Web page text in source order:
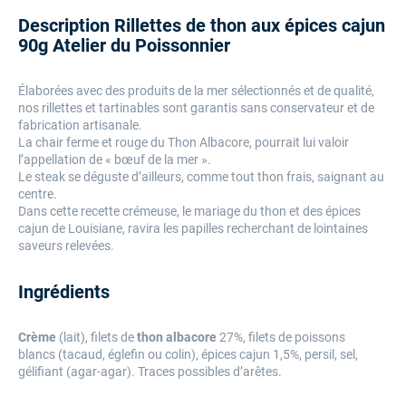
Description Rillettes de thon aux épices cajun
90g Atelier du Poissonnier
Élaborées avec des produits de la mer sélectionnés et de qualité,
nos rillettes et tartinables sont garantis sans conservateur et de
fabrication artisanale.
La chair ferme et rouge du Thon Albacore, pourrait lui valoir
l’appellation de « bœuf de la mer ».
Le steak se déguste d’ailleurs, comme tout thon frais, saignant au
centre.
Dans cette recette crémeuse, le mariage du thon et des épices
cajun de Louisiane, ravira les papilles recherchant de lointaines
saveurs relevées.
Ingrédients
Crème (lait), filets dethon albacore 27%, filets de poissons
blancs (tacaud, églefin ou colin), épices cajun 1,5%, persil, sel,
gélifiant (agar-agar). Traces possibles d’arêtes.